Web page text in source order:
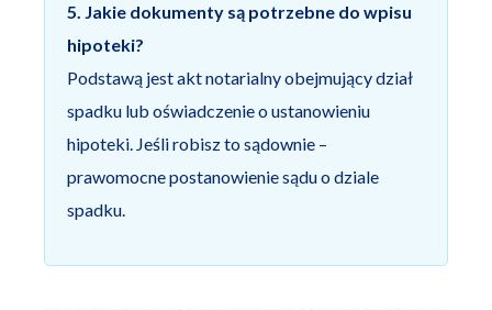
5. Jakie dokumenty są potrzebne do wpisu
hipoteki?
Podstawą jest akt notarialny obejmujący dział
spadku lub oświadczenie o ustanowieniu
hipoteki. Jeśli robisz to sądownie –
prawomocne postanowienie sądu o dziale
spadku.